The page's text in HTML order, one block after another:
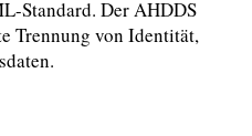
Standard. Der AHDDS
Trennung von Identität,